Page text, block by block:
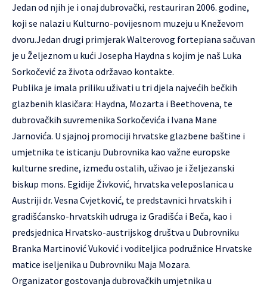
Jedan od njih je i onaj dubrovački, restauriran 2006. godine,
koji se nalazi u Kulturno-povijesnom muzeju u Kneževom
dvoru.Jedan drugi primjerak Walterovog fortepiana sačuvan
je u Željeznom u kući Josepha Haydna s kojim je naš Luka
Sorkočević za života održavao kontakte.
Publika je imala priliku uživati u tri djela najvećih bečkih
glazbenih klasičara: Haydna, Mozarta i Beethovena, te
dubrovačkih suvremenika Sorkočevića i Ivana Mane
Jarnovića. U sjajnoj promociji hrvatske glazbene baštine i
umjetnika te isticanju Dubrovnika kao važne europske
kulturne sredine, između ostalih, uživao je i željezanski
biskup mons. Egidije Živković, hrvatska veleposlanica u
Austriji dr. Vesna Cvjetković, te predstavnici hrvatskih i
gradišćansko-hrvatskih udruga iz Gradišća i Beča, kao i
predsjednica Hrvatsko-austrijskog društva u Dubrovniku
Branka Martinović Vuković i voditeljica podružnice Hrvatske
matice iseljenika u Dubrovniku Maja Mozara.
Organizator gostovanja dubrovačkih umjetnika u